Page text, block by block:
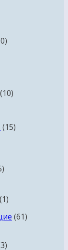
10
1010
15товаров
товаров
11
товар
6161
3